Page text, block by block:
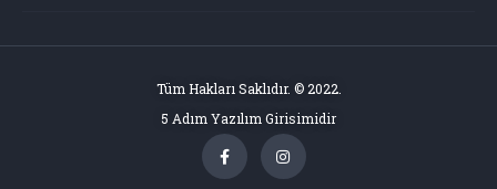
Tüm Hakları Saklıdır. © 2022.
5 Adım Yazılım Girisimidir